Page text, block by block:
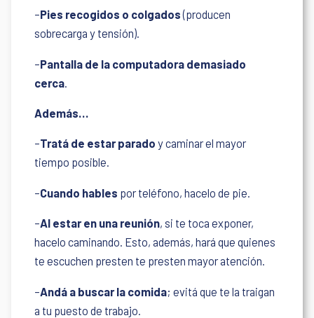
–Pies recogidos o colgados(producen
sobrecarga y tensión).
–Pantalla de la computadora demasiado
cerca
Además…
–Tratá de estar parado y caminar el mayor
tiempo posible.
–Cuando hables por teléfono, hacelo de pie.
–Al estar en una reunión, si te toca exponer,
hacelo caminando. Esto, además, hará que quienes
te escuchen presten te presten mayor atención.
–Andá a buscar la comida; evitá que te la traigan
a tu puesto de trabajo.